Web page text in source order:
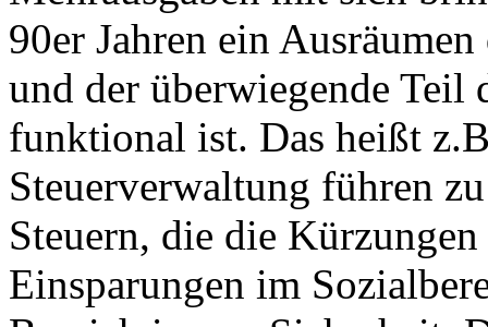
90er Jahren ein
und der überwiegende Teil
funktional ist. Das heißt
Steuerverwaltung führen
Steuern, die die
Einsparungen im